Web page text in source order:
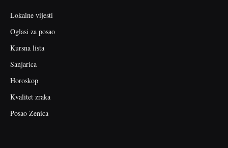
Lokalne vijesti
Oglasi za posao
Kursna lista
Sanjarica
Horoskop
Kvalitet zraka
Posao Zenica